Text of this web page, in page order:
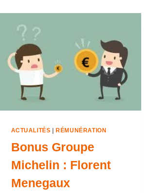
ACTUALITÉS |RÉMUNÉRATION
Bonus Groupe
Michelin : Florent
Menegaux